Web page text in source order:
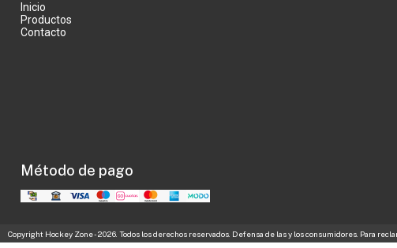
Inicio
Productos
Contacto
Método de pago
Copyright Hockey Zone - 2026. Todos los derechos reservados. Defensa de las y los consumidores. Para